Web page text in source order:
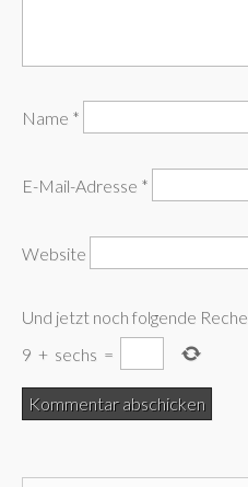
Name *
E-Mail-Adresse *
Website
Und jetzt noch folgende
9 + sechs =